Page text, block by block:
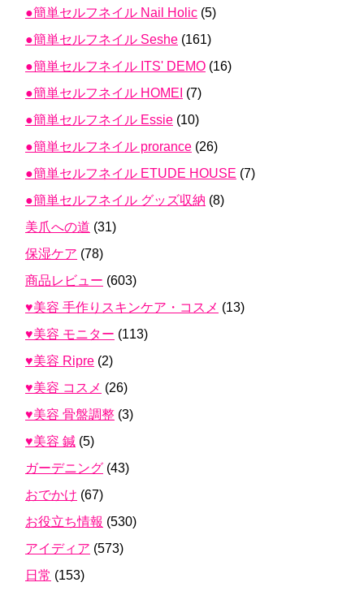
●簡単セルフネイル Nail Holic (5)
●簡単セルフネイル Seshe (161)
●簡単セルフネイル ITS' DEMO (16)
●簡単セルフネイル HOMEI (7)
●簡単セルフネイル Essie (10)
●簡単セルフネイル prorance (26)
●簡単セルフネイル ETUDE HOUSE (7)
●簡単セルフネイル グッズ収納 (8)
美爪への道 (31)
保湿ケア (78)
商品レビュー (603)
♥美容 手作りスキンケア・コスメ (13)
♥美容 モニター (113)
♥美容 Ripre (2)
♥美容 コスメ (26)
♥美容 骨盤調整 (3)
♥美容 鍼 (5)
ガーデニング (43)
おでかけ (67)
お役立ち情報 (530)
アイディア (573)
日常 (153)